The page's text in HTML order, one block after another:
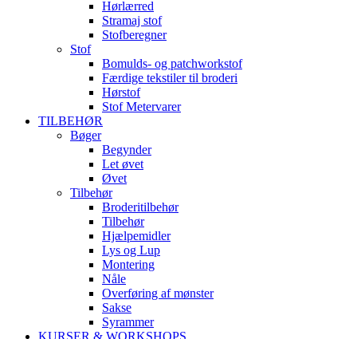
Hørlærred
Stramaj stof
Stofberegner
Stof
Bomulds- og patchworkstof
Færdige tekstiler til broderi
Hørstof
Stof Metervarer
TILBEHØR
Bøger
Begynder
Let øvet
Øvet
Tilbehør
Broderitilbehør
Tilbehør
Hjælpemidler
Lys og Lup
Montering
Nåle
Overføring af mønster
Sakse
Syrammer
KURSER & WORKSHOPS